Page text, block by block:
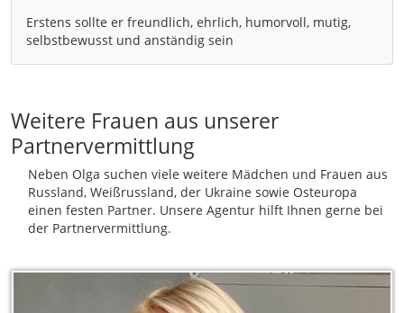
Erstens sollte er freundlich, ehrlich, humorvoll, mutig,
Weitere Frauen aus unserer
Partnervermittlung
Neben Olga suchen viele weitere Mädchen und Frauen aus
Russland, Weißrussland, der Ukraine sowie Osteuropa
einen festen Partner. Unsere Agentur hilft Ihnen gerne bei
der Partnervermittlung.